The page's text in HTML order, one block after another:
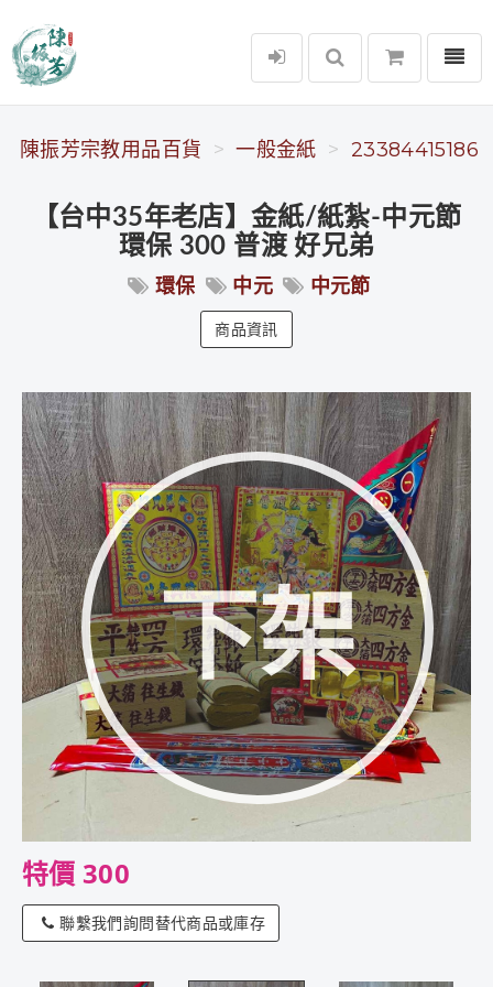
陳振芳宗教用品百貨
選單
陳振芳宗教用品百貨 一般金紙 23384415186
【台中35年老店】金紙/紙紮-中元節
環保 300 普渡 好兄弟
環保 中元 中元節
商品資訊
下架
特價 300
聯繫我們詢問替代商品或庫存